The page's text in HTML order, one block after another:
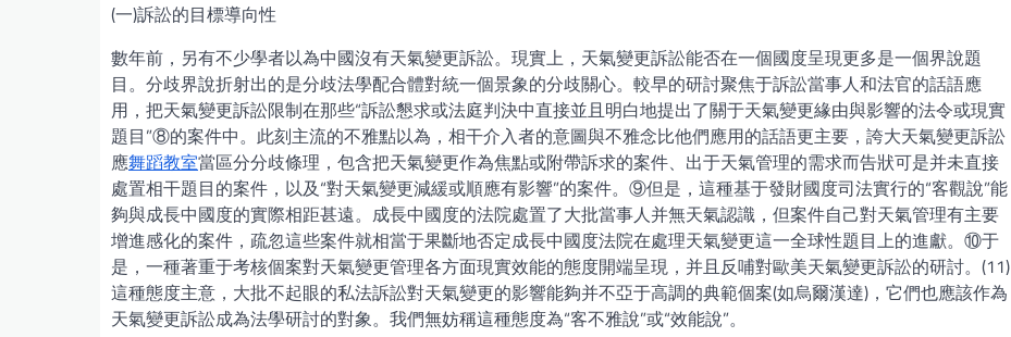
(一)訴訟的目標導向性
數年前，另有不少學者以為中國沒有天氣變更訴訟。現實上，天氣變更訴訟能否在一個國度呈現更多是一個界說題
目。分歧界說折射出的是分歧法學配合體對統一個景象的分歧關心。較早的研討聚焦于訴訟當事人和法官的話語應
用，把天氣變更訴訟限制在那些“訴訟懇求或法庭判決中直接並且明白地提出了關于天氣變更緣由與影響的法令或現實
題目”⑧的案件中。此刻主流的不雅點以為，相干介入者的意圖與不雅念比他們應用的話語更主要，誇大天氣變更訴訟
應舞蹈教室當區分分歧條理，包含把天氣變更作為焦點或附帶訴求的案件、出于天氣管理的需求而告狀可是并未直接
處置相干題目的案件，以及“對天氣變更減緩或順應有影響”的案件。⑨但是，這種基于發財國度司法實行的“客觀說”能
夠與成長中國度的實際相距甚遠。成長中國度的法院處置了大批當事人并無天氣認識，但案件自己對天氣管理有主要
增進感化的案件，疏忽這些案件就相當于果斷地否定成長中國度法院在處理天氣變更這一全球性題目上的進獻。⑩于
是，一種著重于考核個案對天氣變更管理各方面現實效能的態度開端呈現，并且反哺對歐美天氣變更訴訟的研討。(11)
這種態度主意，大批不起眼的私法訴訟對天氣變更的影響能夠并不亞于高調的典範個案(如烏爾漢達)，它們也應該作為
天氣變更訴訟成為法學研討的對象。我們無妨稱這種態度為“客不雅說”或“效能說”。